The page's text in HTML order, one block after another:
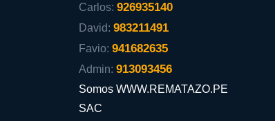
Carlos: 926935140
David: 983211491
Favio: 941682635
Admin: 913093456
Somos WWW.REMATAZO.PE
SAC